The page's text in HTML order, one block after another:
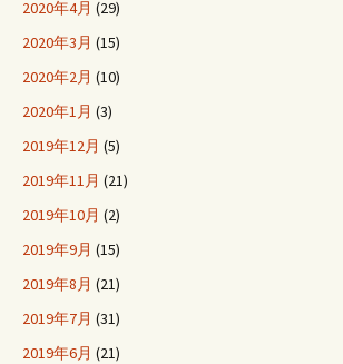
2020年4月 (29)
2020年3月 (15)
2020年2月 (10)
2020年1月 (3)
2019年12月 (5)
2019年11月 (21)
2019年10月 (2)
2019年9月 (15)
2019年8月 (21)
2019年7月 (31)
2019年6月 (21)